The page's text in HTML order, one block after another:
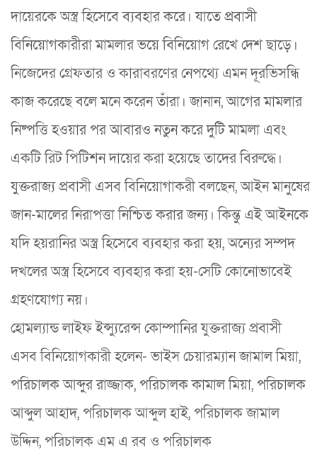
দায়েরকে অস্ত্র হিসেবে ব্যবহার করে। যাতে প্রবাসী
বিনিয়োগকারীরা মামলার ভয়ে বিনিয়োগ রেখে দেশ ছাড়ে।
নিজেদের গ্রেফতার ও কারাবরণের নেপথ্যে এমন দূরভিসন্ধি
কাজ করেছে বলে মনে করেন তাঁরা। জানান, আগের মামলার
নিষ্পত্তি হওয়ার পর আবারও নতুন করে দুটি মামলা এবং
একটি রিট পিটিশন দায়ের করা হয়েছে তাদের বিরুদ্ধে।
যুক্তরাজ্য প্রবাসী এসব বিনিয়োগাকরী বলছেন, আইন মানুষের
জান-মালের নিরাপত্তা নিশ্চিত করার জন্য। কিন্তু এই আইনকে
যদি হয়রানির অস্ত্র হিসেবে ব্যবহার করা হয়, অন্যের সম্পদ
দখলের অস্ত্র হিসেবে ব্যবহার করা হয়-সেটি কোনোভাবেই
গ্রহণযোগ্য নয়।
হোমল্যান্ড লাইফ ইন্স্যুরেন্স কোম্পানির যুক্তরাজ্য প্রবাসী
এসব বিনিয়োগকারী হলেন- ভাইস চেয়ারম্যান জামাল মিয়া,
পরিচালক আব্দুর রাজ্জাক, পরিচালক কামাল মিয়া, পরিচালক
আব্দুল আহাদ, পরিচালক আব্দুল হাই, পরিচালক জামাল
উদ্দিন, পরিচালক এম এ রব ও পরিচালক